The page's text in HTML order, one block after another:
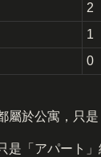
2
1
0
屬於公寓，只
是「アパート